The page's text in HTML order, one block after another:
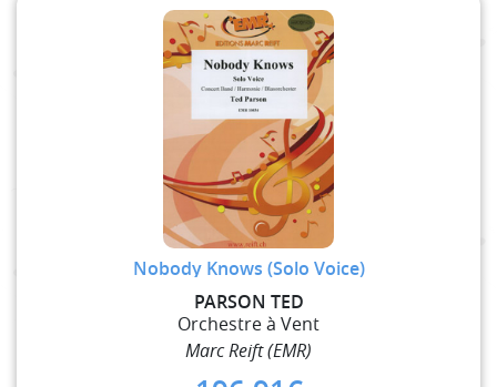
Nobody Knows (Solo Voice)
PARSON TED
Orchestre à Vent
Marc Reift (EMR)